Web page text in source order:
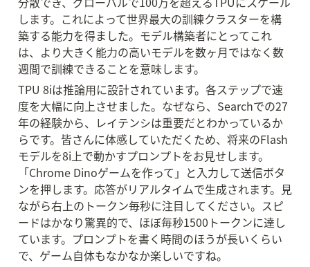
します。これによって世界最大の訓練クラスターを構
築する能力を得ました。モデル構築者にとってこれ
は、より大きく能力の高いモデルを数ヶ月ではなく数
週間で訓練できることを意味します。
TPU 8iは推論用に設計されています。各ステップで速
度を大幅に向上させました。なぜなら、Searchでの27
年の経験から、レイテンシは重要だとわかっているか
らです。皆さんに体感していただくため、将来のFlash
モデルを8i上で動かすプロンプトをお見せします。
「Chrome Dinoゲームを作って」と入力して送信ボタ
ンを押します。応答がリアルタイムで生成されます。見
ながら右上のトークン毎秒に注目してください。スピ
ードはかなり驚異的で、ほぼ毎秒1500トークンに達し
ています。プロンプトを書く時間のほうが長いくらい
で、ゲーム自体もなかなか楽しいですね。